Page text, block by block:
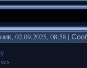
02.09.2025, 08:58 |